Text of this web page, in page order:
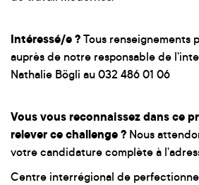
Intéressé/e ? Tous renseignements
auprès de notre responsable de
Nathalie Bögli au 032 486 01 06
Vous vous reconnaissez dans ce
relever ce challenge ? Nous
votre candidature complète à
Centre interrégional de